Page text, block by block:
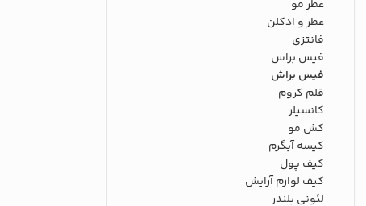
عطر مو
عطر و ادکلن
فانتزی
فیس براس
فیس براش
قلم کروم
کانسیلر
کش مو
کیسه آبگرم
کیف پول
کیف لوازم آرایش
لئونی بلندر